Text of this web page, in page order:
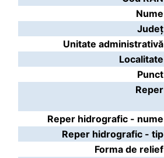
Nume
Județ
Unitate administrativă
Localitate
Punct
Reper
Reper hidrografic - nume
Reper hidrografic - tip
Forma de relief